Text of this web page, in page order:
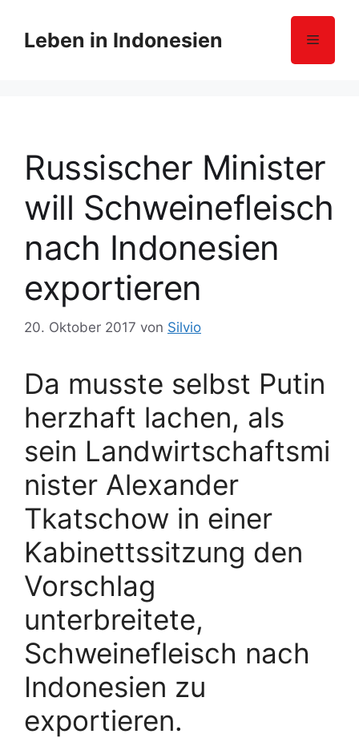
Leben in Indonesien Menü
Russischer Minister
will Schweinefleisch
nach Indonesien
exportieren
20. Oktober 2017 von Silvio
Da musste selbst Putin
herzhaft lachen, als
sein Landwirtschaftsmi
nister Alexander
Tkatschow in einer
Kabinettssitzung den
Vorschlag
unterbreitete,
Schweinefleisch nach
Indonesien zu
exportieren.